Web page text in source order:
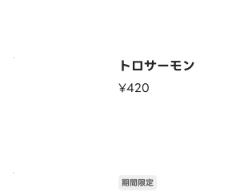
トロサーモン
¥420
期間限定